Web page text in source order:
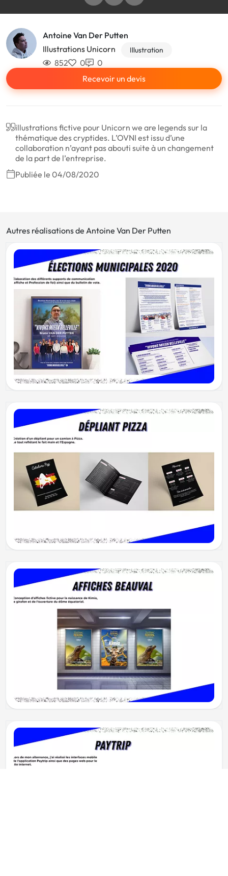
Antoine Van Der Putten
Illustrations Unicorn
Illustration
852 0
0
Recevoir un devis
illustrations fictive pour Unicorn we are legends sur la
thématique des cryptides. L’OVNI est issu d’une
collaboration n’ayant pas abouti suite à un changement
de la part de l’entreprise.
Publiée le 04/08/2020
Autres réalisations de Antoine Van Der Putten